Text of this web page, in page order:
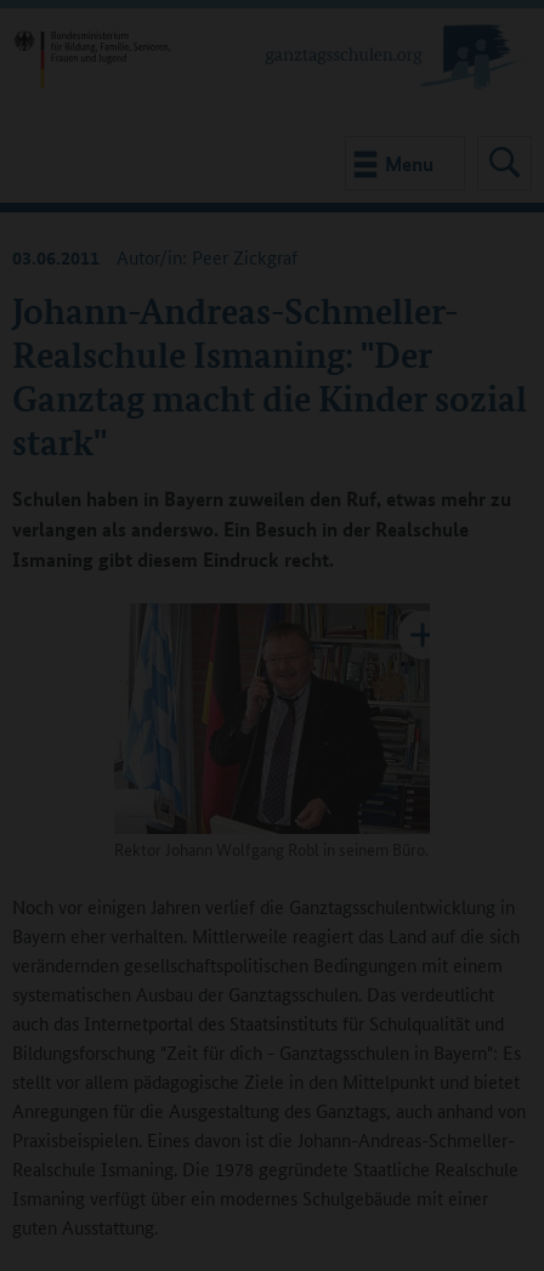
Menu
Johann-Andreas-Schmeller-
Realschule Ismaning: "Der
Ganztag macht die Kinder sozial
stark"
03.06.2011 Autor/in: Peer Zickgraf
Schulen haben in Bayern zuweilen den Ruf, etwas mehr zu
verlangen als anderswo. Ein Besuch in der Realschule
Ismaning gibt diesem Eindruck recht.
Noch vor einigen Jahren verlief die Ganztagsschulentwicklung in
Bayern eher verhalten. Mittlerweile reagiert das Land auf die sich
verändernden gesellschaftspolitischen Bedingungen mit einem
systematischen Ausbau der Ganztagsschulen. Das verdeutlicht
auch das Internetportal des Staatsinstituts für Schulqualität und
Bildungsforschung "Zeit für dich - Ganztagsschulen in Bayern": Es
stellt vor allem pädagogische Ziele in den Mittelpunkt und bietet
Anregungen für die Ausgestaltung des Ganztags, auch anhand von
Praxisbeispielen. Eines davon ist die Johann-Andreas-Schmeller-
Realschule Ismaning. Die 1978 gegründete Staatliche Realschule
Ismaning verfügt über ein modernes Schulgebäude mit einer
guten Ausstattung.